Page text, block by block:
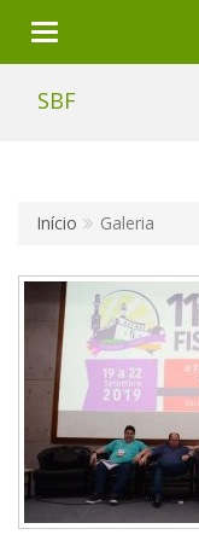
SBF
Início Galeria